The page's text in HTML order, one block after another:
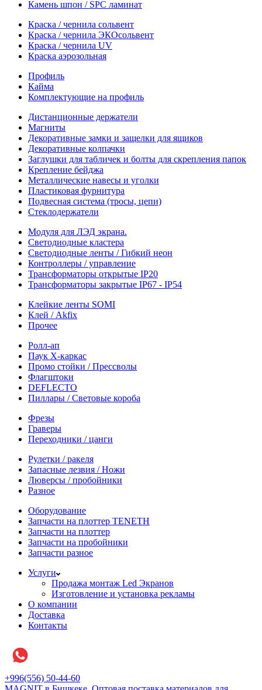
Камень шпон / SPC ламинат
Краска / чернила сольвент
Краска / чернила ЭКОсольвент
Краска / чернила UV
Краска аэрозольная
Профиль
Кайма
Комплектующие на профиль
Дистанционные держатели
Магниты
Декоративные замки и защелки для ящиков
Декоративные колпачки
Заглушки для табличек и болты для скрепления папок
Крепление бейджа
Металлические навесы и уголки
Пластиковая фурнитура
Подвесная система (тросы, цепи)
Стеклодержатели
Модуля для ЛЭД экрана.
Светодиодные кластера
Светодиодные ленты / Гибкий неон
Контроллеры / управление
Трансформаторы открытые IP20
Трансформаторы закрытые IP67 - IP54
Клейкие ленты SOMI
Клей / Akfix
Прочее
Ролл-ап
Паук X-каркас
Промо стойки / Прессволы
Флагштоки
DEFLECTO
Пиллары / Световые короба
Фрезы
Граверы
Переходники / цанги
Рулетки / ракеля
Запасные лезвия / Ножи
Люверсы / пробойники
Разное
Оборудование
Запчасти на плоттер TENETH
Запчасти на плоттер
Запчасти на пробойники
Запчасти разное
Услуги
Продажа монтаж Led Экранов
Изготовление и установка рекламы
О компании
Доставка
Контакты
+996(556) 50-44-60